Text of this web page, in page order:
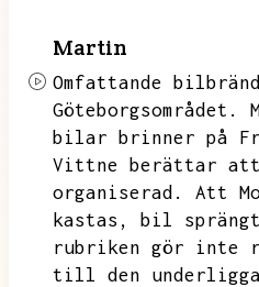
Martin
Omfattande
Göteborgsområdet.
bilar brinner på
Vittne berättar att
organiserad.
Att
kastas,
bil
rubriken gör
till den